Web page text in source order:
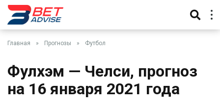
Главная » Прогнозы » Футбол
Фулхэм — Челси, прогноз
на 16 января 2021 года